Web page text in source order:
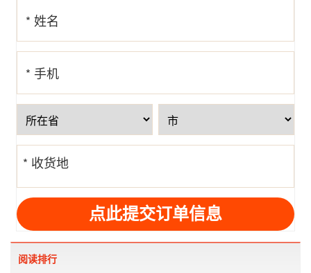
* 姓名
* 手机
号
* 收货地
址
阅读排行